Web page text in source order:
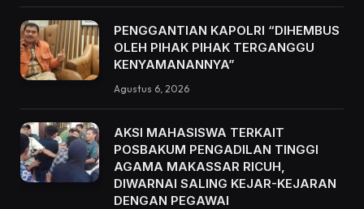
PENGGANTIAN KAPOLRI “DIHEMBUS
OLEH PIHAK PIHAK TERGANGGU
KENYAMANANNYA”
Agustus 6, 2026
AKSI MAHASISWA TERKAIT
POSBAKUM PENGADILAN TINGGI
AGAMA MAKASSAR RICUH,
DIWARNAI SALING KEJAR-KEJARAN
DENGAN PEGAWAI